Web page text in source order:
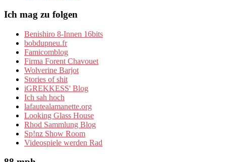
Ich mag zu folgen
Benishiro 8-Innen 16bits
bobdupneu.fr
Famicomblog
Firma Forent Chavouet
Wolverine Barjot
Stories of shit
iGREKKESS' Blog
Ich sah hoch
lafautealamanette.org
Looking Glass House
Rhod Sammlung Blog
Sp!nz Show Room
Videospiele werden Rad